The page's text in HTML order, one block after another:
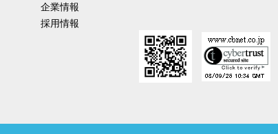
企業情報
採用情報